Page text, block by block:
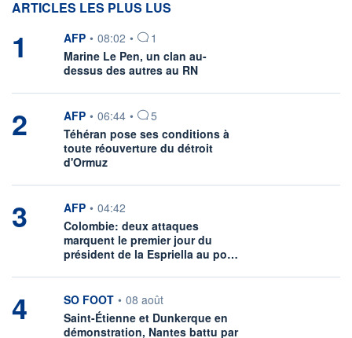
ARTICLES LES PLUS LUS
1 information fournie par
AFP • 08:02 •
1
Marine Le Pen, un clan au-
dessus des autres au RN
2 information fournie par
AFP • 06:44 •
5
Téhéran pose ses conditions à
toute réouverture du détroit
d'Ormuz
3 information fournie par
AFP • 04:42
Colombie: deux attaques
marquent le premier jour du
président de la Espriella au po…
4 information fournie par
SO FOOT • 08 août
Saint-Étienne et Dunkerque en
démonstration, Nantes battu par